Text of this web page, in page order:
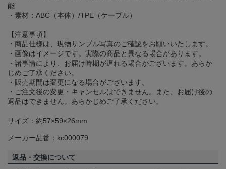
能
・素材：ABC（本体）/TPE（ケーブル）
【注意事項】
・商品仕様は、現物サンプル写真のご確認をお願いいたします。
・画像はイメージです。実際の商品と異なる場合があります。
・諸事情により、お届け時期が遅れる場合がございます。あらか
じめご了承ください。
・販売期間は変更になる場合がございます。
・ご注文後の変更・キャンセルはできません。また、お届け後の
返品はできません。あらかじめご了承ください。
サイズ：約57×59×26mm
メーカー品番：kc000079
返品・交換について